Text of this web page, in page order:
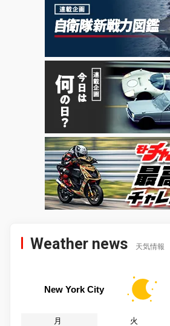
Weather news 天気情報
New York City
月 火